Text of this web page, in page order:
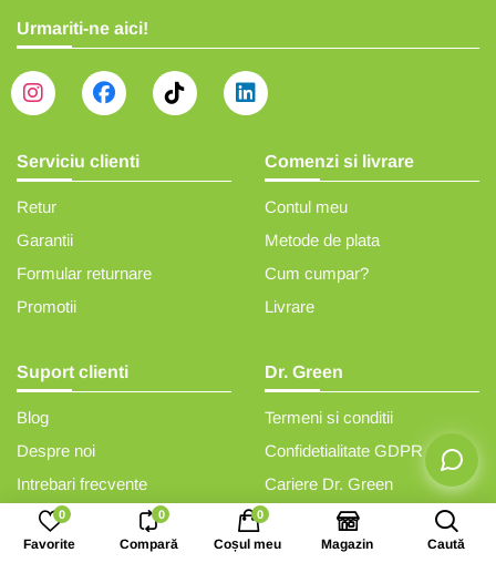
Urmariti-ne aici!
Serviciu clienti
Retur
Garantii
Formular returnare
Promotii
Comenzi si livrare
Contul meu
Metode de plata
Cum cumpar?
Livrare
Suport clienti
Blog
Despre noi
Intrebari frecvente
Reclamatii si sesizari
Dr. Green
Termeni si conditii
Confidetialitate GDPR
Cariere Dr. Green
ANPC
0
Favorite
0
Compară
0
Coșul meu Magazin Caută